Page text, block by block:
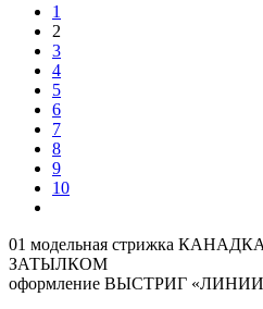
1
2
3
4
5
6
7
8
9
10
01 модельная стрижка
ЗАТЫЛКОМ
оформление ВЫСТРИГ